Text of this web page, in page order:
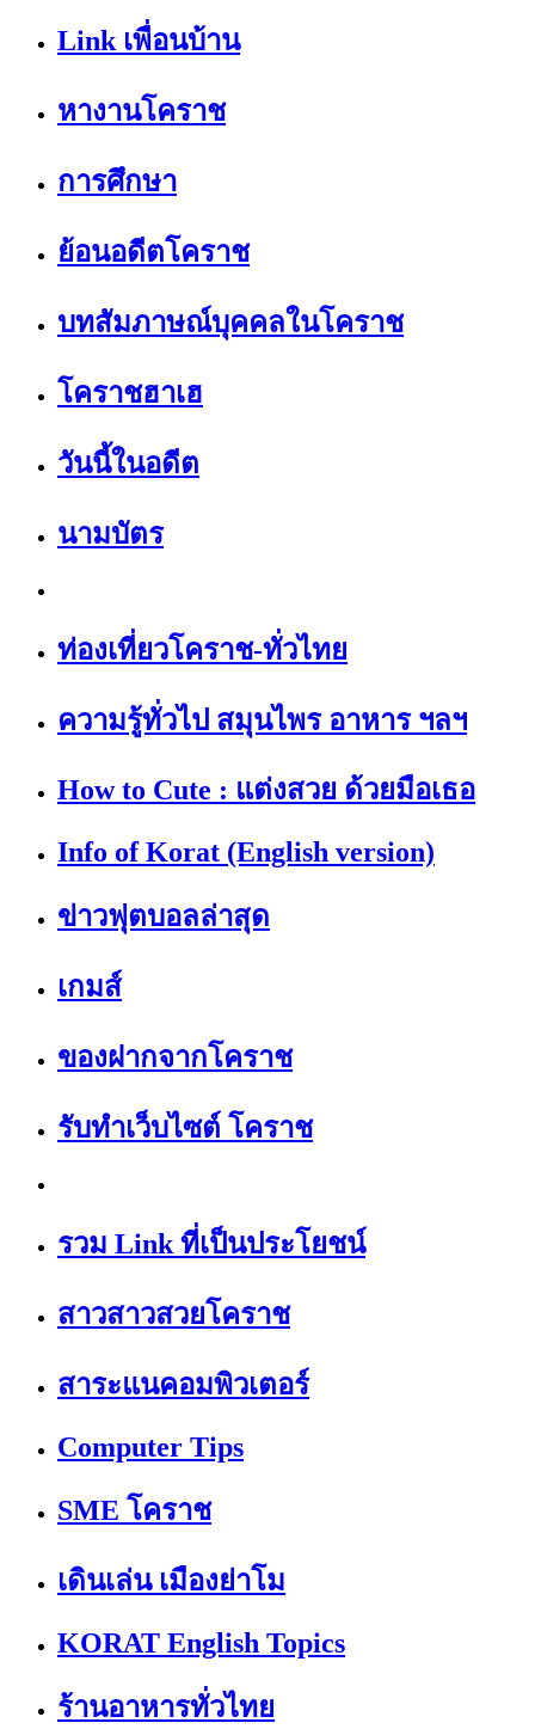
Link เพื่อนบ้าน
หางานโคราช
การศึกษา
ย้อนอดีตโคราช
บทสัมภาษณ์บุคคลในโคราช
โคราชฮาเฮ
วันนี้ในอดีต
นามบัตร
ท่องเที่ยวโคราช-ทั่วไทย
ความรู้ทั่วไป สมุนไพร อาหาร ฯลฯ
How to Cute : แต่งสวย ด้วยมือเธอ
Info of Korat (English version)
ข่าวฟุตบอลล่าสุด
เกมส์
ของฝากจากโคราช
รับทำเว็บไซต์ โคราช
รวม Link ที่เป็นประโยชน์
สาวสาวสวยโคราช
สาระแนคอมพิวเตอร์
Computer Tips
SME โคราช
เดินเล่น เมืองย่าโม
KORAT English Topics
ร้านอาหารทั่วไทย